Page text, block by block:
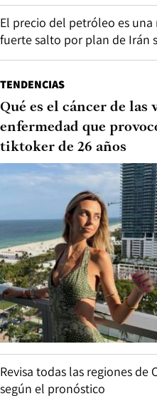
El precio del petróleo es
fuerte salto por plan de Irán
TENDENCIAS
Qué es el cáncer de las
enfermedad que
tiktoker de 26 años
Revisa todas las regiones
según el pronóstico